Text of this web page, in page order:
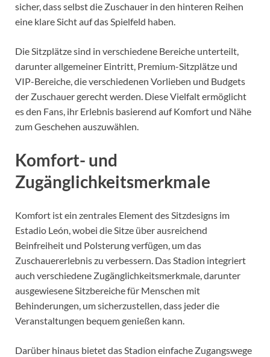
sicher, dass selbst die Zuschauer in den hinteren Reihen
eine klare Sicht auf das Spielfeld haben.
Die Sitzplätze sind in verschiedene Bereiche unterteilt,
darunter allgemeiner Eintritt, Premium-Sitzplätze und
VIP-Bereiche, die verschiedenen Vorlieben und Budgets
der Zuschauer gerecht werden. Diese Vielfalt ermöglicht
es den Fans, ihr Erlebnis basierend auf Komfort und Nähe
zum Geschehen auszuwählen.
Komfort- und
Zugänglichkeitsmerkmale
Komfort ist ein zentrales Element des Sitzdesigns im
Estadio León, wobei die Sitze über ausreichend
Beinfreiheit und Polsterung verfügen, um das
Zuschauererlebnis zu verbessern. Das Stadion integriert
auch verschiedene Zugänglichkeitsmerkmale, darunter
ausgewiesene Sitzbereiche für Menschen mit
Behinderungen, um sicherzustellen, dass jeder die
Veranstaltungen bequem genießen kann.
Darüber hinaus bietet das Stadion einfache Zugangswege